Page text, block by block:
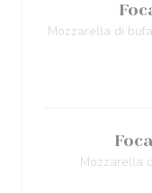
Mozzarella di
Mozzarella